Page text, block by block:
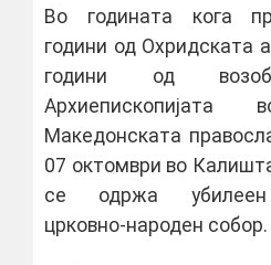
Во годината кога
години од Охридската
години од
Македонската
07 октомври во
се одржа убилеен
црковно-народен собор.